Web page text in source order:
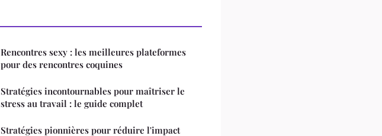
Rencontres sexy : les meilleures plateformes
pour des rencontres coquines
Stratégies incontournables pour maîtriser le
stress au travail : le guide complet
Stratégies pionnières pour réduire l'impact